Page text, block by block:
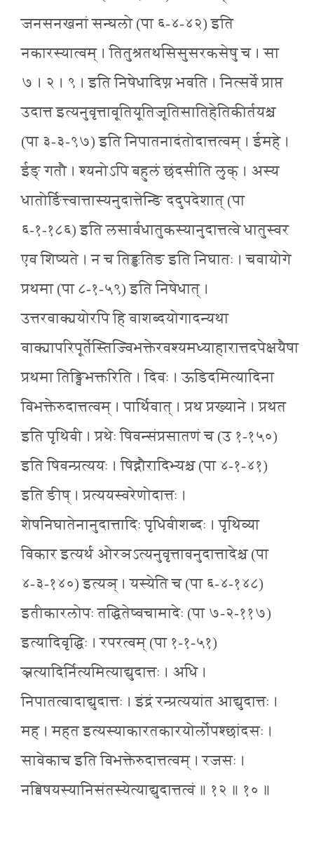
जनसनखनां सन्घलो (पा ६-४-४२) इति
नकारस्यात्वम् । तितुश्रतथसिसुसरकसेषु च । सा
७ । २ । ९ । इति निषेधादिण्न भवति । नित्सर्वे प्राप्त
उदात्त इत्यनुवृत्तावूतियूतिजूतिसातिहेतिकीर्तयश्च
(पा ३-३-९७) इति निपातनादंतोदात्तत्वम् । ईमहे ।
ईङ् गतौ । श्यनोऽपि बहुलं छंदसीति लुक् । अस्य
धातोर्ङित्त्वात्तास्यनुदात्तेन्ङि ददुपदेशात् (पा
६-१-१८६) इति लसार्वधातुकस्यानुदात्तत्वे धातुस्वर
एव शिष्यते । न च तिङ्ङतिङ इति निघातः । चवायोगे
प्रथमा (पा ८-१-५९) इति निषेधात् ।
उत्तरवाक्ययोरपि हि वाशब्दयोगादन्यथा
वाक्यापरिपूर्तेस्तिज्विभक्तेरवश्यमध्याहारात्तदपेक्षयैषा
प्रथमा तिङ्विभक्तरिति । दिवः । ऊडिदमित्यादिना
विभक्तेरुदात्तत्वम् । पार्थिवात् । प्रथ प्रख्याने । प्रथत
इति पृथिवी । प्रथेः षिवन्संप्रसातणं च (उ १-१५०)
इति षिवन्प्रत्ययः । षिद्गौरादिभ्यश्च (पा ४-१-४१)
इति ङीष् । प्रत्ययस्वरेणोदात्तः ।
शेषनिघातेनानुदात्तादिः पृधिवीशब्दः । पृथिव्या
विकार इत्यर्थ ओरञऽत्यनुवृत्तावनुदात्तादेश्च (पा
४-३-१४०) इत्यञ् । यस्येति च (पा ६-४-१४८)
इतीकारलोपः तद्धितेष्वचामादेः (पा ७-२-११७)
इत्यादिवृद्धिः । रपरत्वम् (पा १-१-५१)
ञ्नत्यादिर्नित्यमित्याद्युदात्तः । अधि ।
निपातत्वादाद्युदात्तः । इंद्रं रन्प्रत्ययांत आद्युदात्तः ।
मह । महत इत्यस्याकारतकारयोर्लोपश्छांदसः ।
सावेकाच इति विभक्तेरुदात्तत्वम् । रजसः ।
नब्विषयस्यानिसंतस्येत्याद्युदात्तत्वं ॥ १२ ॥ १० ॥